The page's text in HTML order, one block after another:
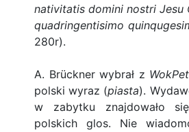
nativitatis domini nostri Jesu
quadringentisimo
280r).
A. Brückner wybrał z WokPet
polski wyraz (piasta).
w zabytku znajdowało
polskich glos. Nie